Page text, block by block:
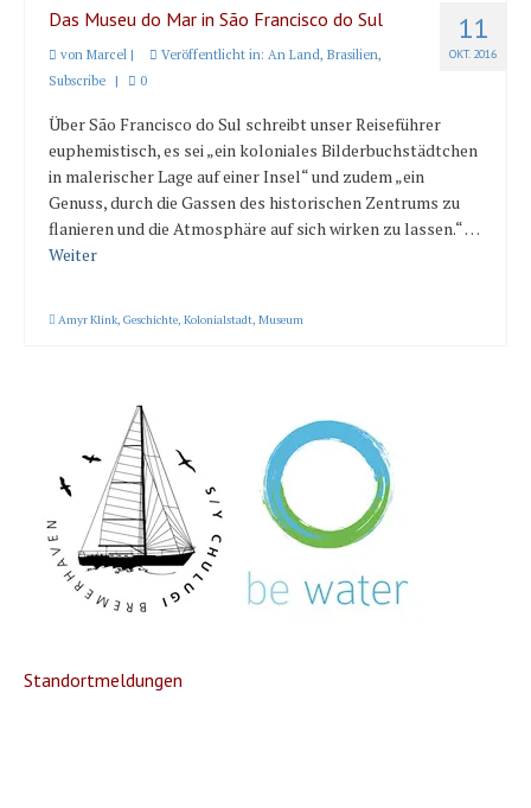
Abonnieren
Yachtüberführung weltweit
11
OKT. 2016
Das Museu do Mar in São Francisco do Sul
von Marcel | Veröffentlicht in: An Land, Brasilien,
Subscribe
| 0
Über São Francisco do Sul schreibt unser Reiseführer
euphemistisch, es sei „ein koloniales Bilderbuchstädtchen
in malerischer Lage auf einer Insel“ und zudem „ein
Genuss, durch die Gassen des historischen Zentrums zu
flanieren und die Atmosphäre auf sich wirken zu lassen.“ …
Weiter
Amyr Klink, Geschichte, Kolonialstadt, Museum
Standortmeldungen